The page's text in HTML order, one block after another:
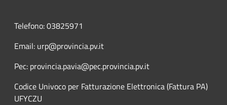
Telefono: 03825971
Email: urp@provincia.pv.it
Pec: provincia.pavia@pec.provincia.pv.it
Codice Univoco per Fatturazione Elettronica (Fattura PA)
UFYCZU